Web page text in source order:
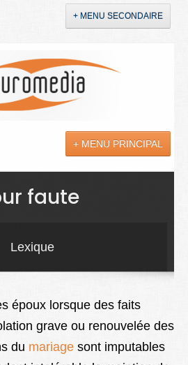
+ MENU SECONDAIRE
+ MENU PRINCIPAL
faute
Lexique
époux lorsque des faits
grave ou renouvelée des
du mariage sont imputables